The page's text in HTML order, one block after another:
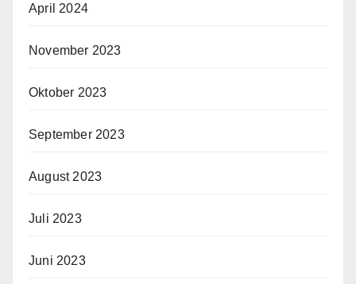
April 2024
November 2023
Oktober 2023
September 2023
August 2023
Juli 2023
Juni 2023